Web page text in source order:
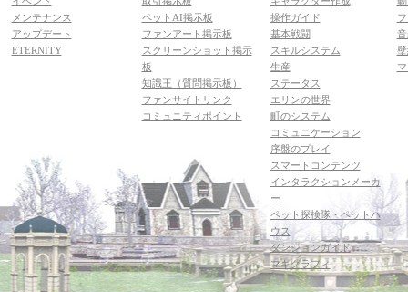
メンテナンス
アップデート
ETERNITY
ペットAI掲示板
ファンアート掲示板
スクリーンショット掲示
板
知識王（質問掲示板）
ファンサイトリンク
コミュニティポイント
操作ガイド
基本戦闘
スキルシステム
生産
ステータス
エリンの世界
町のシステム
コミュニケーション
序盤のプレイ
スマートコンテンツ
インタラクションメーカ
ー
ペット探検隊・ペットハ
ウス
ダンジョンガイド
マギグラフィ